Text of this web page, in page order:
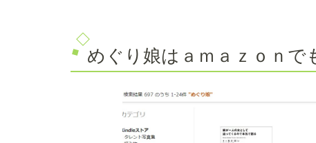
めぐり娘はａｍａｚｏｎで